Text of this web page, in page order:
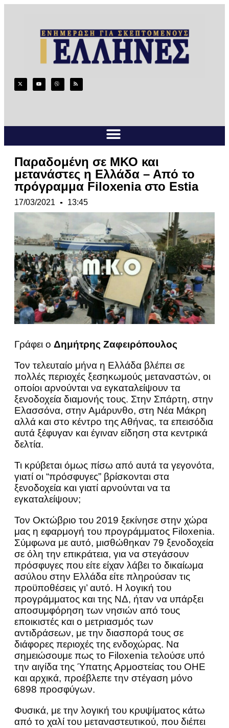
Παραδομένη σε ΜΚΟ και
μετανάστες η Ελλάδα – Από το
πρόγραμμα Filoxenia στο Estia
17/03/2021 13:45
Γράφει ο Δημήτρης Ζαφειρόπουλος
Τον τελευταίο μήνα η Ελλάδα βλέπει σε
πολλές περιοχές ξεσηκωμούς μεταναστών, οι
οποίοι αρνούνται να εγκαταλείψουν τα
ξενοδοχεία διαμονής τους. Στην Σπάρτη, στην
Ελασσόνα, στην Αμάρυνθο, στη Νέα Μάκρη
αλλά και στο κέντρο της Αθήνας, τα επεισόδια
αυτά ξέφυγαν και έγιναν είδηση στα κεντρικά
δελτία.
Τι κρύβεται όμως πίσω από αυτά τα γεγονότα,
γιατί οι “πρόσφυγες” βρίσκονται στα
ξενοδοχεία και γιατί αρνούνται να τα
εγκαταλείψουν;
Τον Οκτώβριο του 2019 ξεκίνησε στην χώρα
μας η εφαρμογή του προγράμματος Filoxenia.
Σύμφωνα με αυτό, μισθώθηκαν 79 ξενοδοχεία
σε όλη την επικράτεια, για να στεγάσουν
πρόσφυγες που είτε είχαν λάβει το δικαίωμα
ασύλου στην Ελλάδα είτε πληρούσαν τις
προϋποθέσεις γι’ αυτό. Η λογική του
προγράμματος και της ΝΔ, ήταν να υπάρξει
αποσυμφόρηση των νησιών από τους
εποικιστές και ο μετριασμός των
αντιδράσεων, με την διασπορά τους σε
διάφορες περιοχές της ενδοχώρας. Να
σημειώσουμε πως το Filoxenia τελούσε υπό
την αιγίδα της Ύπατης Αρμοστείας του ΟΗΕ
και αρχικά, προέβλεπε την στέγαση μόνο
6898 προσφύγων.
Φυσικά, με την λογική του κρυψίματος κάτω
από το χαλί του μεταναστευτικού, που διέπει